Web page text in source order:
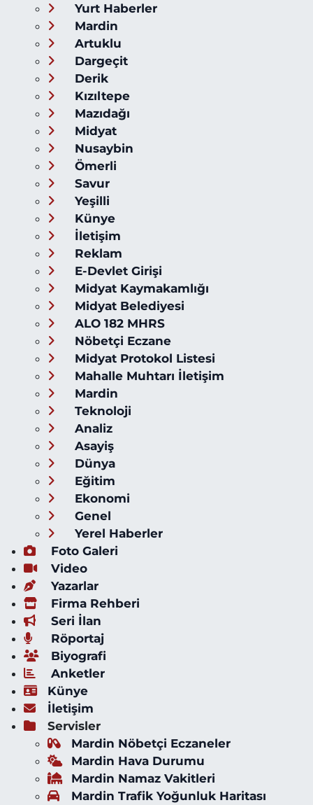
Yurt Haberler
Mardin
Artuklu
Dargeçit
Derik
Kızıltepe
Mazıdağı
Midyat
Nusaybin
Ömerli
Savur
Yeşilli
Künye
İletişim
Reklam
E-Devlet Girişi
Midyat Kaymakamlığı
Midyat Belediyesi
ALO 182 MHRS
Nöbetçi Eczane
Midyat Protokol Listesi
Mahalle Muhtarı İletişim
Mardin
Teknoloji
Analiz
Asayiş
Dünya
Eğitim
Ekonomi
Genel
Yerel Haberler
Foto Galeri
Video
Yazarlar
Firma Rehberi
Seri İlan
Röportaj
Biyografi
Anketler
Künye
İletişim
Servisler
Mardin Nöbetçi Eczaneler
Mardin Hava Durumu
Mardin Namaz Vakitleri
Mardin Trafik Yoğunluk Haritası